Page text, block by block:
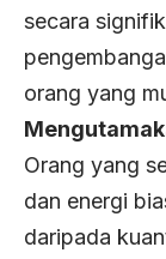
secara
orang yang
Orang yang
dan energi
daripada